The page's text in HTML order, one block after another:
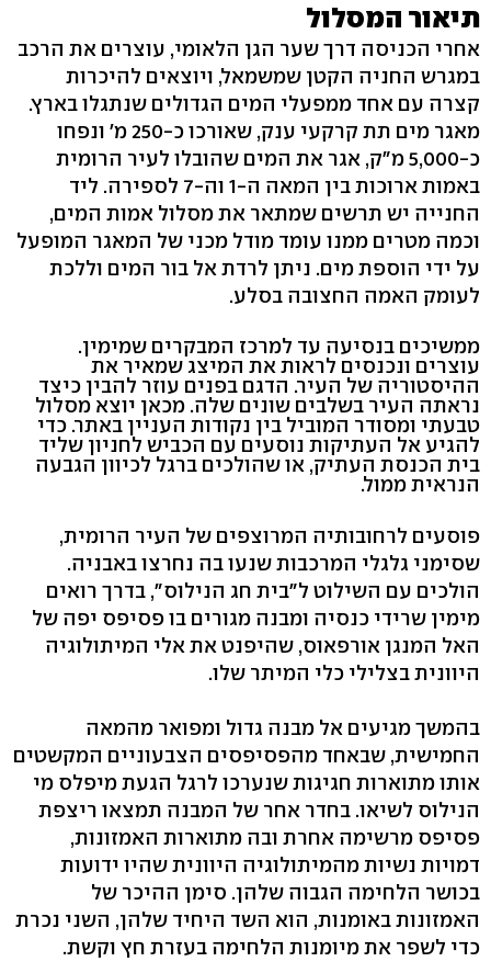
תיאור המסלול
אחרי הכניסה דרך שער הגן הלאומי, עוצרים את הרכב
במגרש החניה הקטן שמשמאל, ויוצאים להיכרות
קצרה עם אחד ממפעלי המים הגדולים שנתגלו בארץ.
מאגר מים תת קרקעי ענק, שאורכו כ-250 מ' ונפחו
כ-5,000 מ"ק, אגר את המים שהובלו לעיר הרומית
באמות ארוכות בין המאה ה-1 וה-7 לספירה. ליד
החנייה יש תרשים שמתאר את מסלול אמות המים,
וכמה מטרים ממנו עומד מודל מכני של המאגר המופעל
על ידי הוספת מים. ניתן לרדת אל בור המים וללכת
לעומק האמה החצובה בסלע.
ממשיכים בנסיעה עד למרכז המבקרים שמימין.
עוצרים ונכנסים לראות את המיצג שמאיר את
ההיסטוריה של העיר. הדגם בפנים עוזר להבין כיצד
נראתה העיר בשלבים שונים שלה. מכאן יוצא מסלול
טבעתי ומסודר המוביל בין נקודות העניין באתר. כדי
להגיע אל העתיקות נוסעים עם הכביש לחניון שליד
בית הכנסת העתיק, או שהולכים ברגל לכיוון הגבעה
הנראית ממול.
פוסעים לרחובותיה המרוצפים של העיר הרומית,
שסימני גלגלי המרכבות שנעו בה נחרצו באבניה.
הולכים עם השילוט ל"בית חג הנילוס", בדרך רואים
מימין שרידי כנסיה ומבנה מגורים בו פסיפס יפה של
האל המנגן אורפאוס, שהיפנט את אלי המיתולוגיה
היוונית בצלילי כלי המיתר שלו.
בהמשך מגיעים אל מבנה גדול ומפואר מהמאה
החמישית, שבאחד מהפסיפסים הצבעוניים המקשטים
אותו מתוארות חגיגות שנערכו לרגל הגעת מיפלס מי
הנילוס לשיאו. בחדר אחר של המבנה תמצאו ריצפת
פסיפס מרשימה אחרת ובה מתוארות האמזונות,
דמויות נשיות מהמיתולוגיה היוונית שהיו ידועות
בכושר הלחימה הגבוה שלהן. סימן ההיכר של
האמזונות באומנות, הוא השד היחיד שלהן, השני נכרת
כדי לשפר את מיומנות הלחימה בעזרת חץ וקשת.